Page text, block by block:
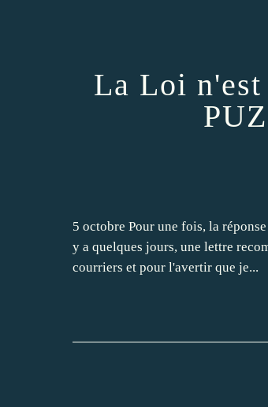
La Loi n'est
5 octobre Pour une fois, la
y a quelques jours, une lettre
courriers et pour l'avertir que je...